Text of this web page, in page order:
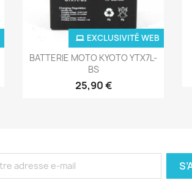
Aperçu rapide
BATTERIE MOTO KYOTO YTX7L-
BS
25,90 €
EXCLUSIVITÉ WEB